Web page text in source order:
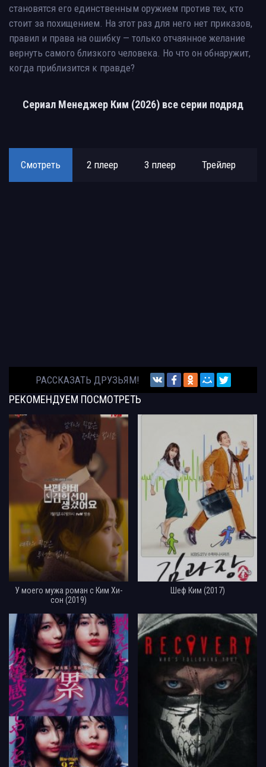
становятся его единственным оружием против тех, кто
стоит за похищением. На этот раз для него нет приказов,
правил и права на ошибку — только отчаянное желание
вернуть самого близкого человека. Но что он обнаружит,
когда приблизится к правде?
Сериал Менеджер Ким (2026) все серии подряд
Смотреть 2 плеер 3 плеер Трейлер
РАССКАЗАТЬ ДРУЗЬЯМ!
РЕКОМЕНДУЕМ ПОСМОТРЕТЬ
У моего мужа роман с Ким Хи-
сон (2019)
Шеф Ким (2017)